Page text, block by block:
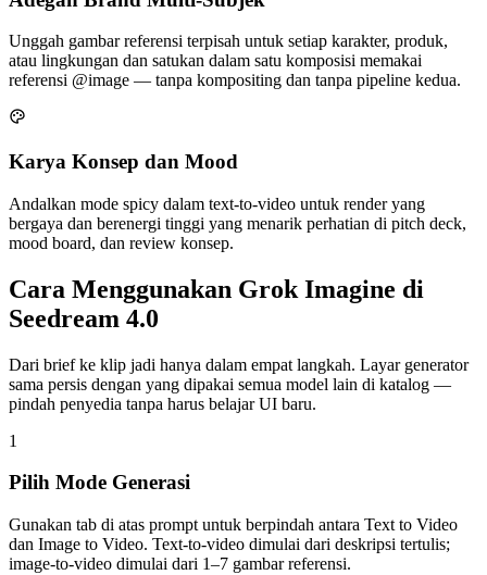
Unggah gambar referensi terpisah untuk setiap karakter, produk,
atau lingkungan dan satukan dalam satu komposisi memakai
referensi @image — tanpa kompositing dan tanpa pipeline kedua.
Karya Konsep dan Mood
Andalkan mode spicy dalam text-to-video untuk render yang
bergaya dan berenergi tinggi yang menarik perhatian di pitch deck,
mood board, dan review konsep.
Cara Menggunakan Grok Imagine di
Seedream 4.0
Dari brief ke klip jadi hanya dalam empat langkah. Layar generator
sama persis dengan yang dipakai semua model lain di katalog —
pindah penyedia tanpa harus belajar UI baru.
1
Pilih Mode Generasi
Gunakan tab di atas prompt untuk berpindah antara Text to Video
dan Image to Video. Text-to-video dimulai dari deskripsi tertulis;
image-to-video dimulai dari 1–7 gambar referensi.